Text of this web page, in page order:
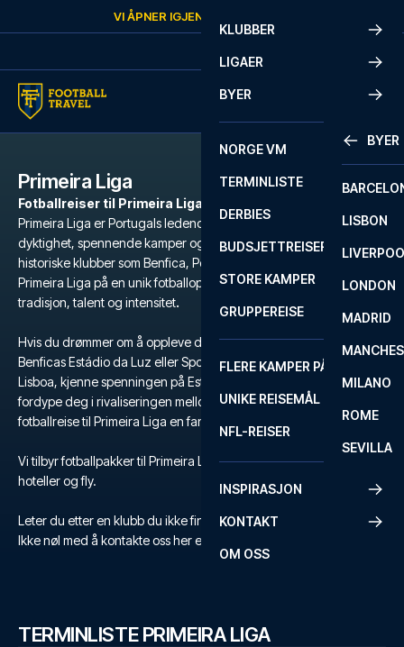
VI ÅPNER IGJEN
KLUBBER
LIGAER
BYER
BYER
LISBON
LONDON
MADRID
MILANO
ROME
SEVILLA
NORGE VM
TERMINLISTE
DERBIES
BUDSJETTREISER
STORE KAMPER
GRUPPEREISE
FLERE KAMPER PÅ ÉN REISE
UNIKE REISEMÅL
NFL-REISER
INSPIRASJON
KONTAKT
OM OSS
Primeira Liga
Fotballreiser til Primeira Liga-kamper
Primeira Liga er Portugals ledende fotballiga, kjent for sin tekniske
dyktighet, spennende kamper og lidenskapelige fans. Med
historiske klubber som Benfica, Porto, Sporting CP og Braga, byr
Primeira Liga på en unik fotballopplevelse med en blanding av
tradisjon, talent og intensitet.
Hvis du drømmer om å oppleve den elektriske atmosfæren på
Benficas Estádio da Luz eller Sportings Estádio José Alvalade i
Lisboa, kjenne spenningen på Estádio do Dragão i Porto, eller
fordype deg i rivaliseringen mellom de store klubbene, så er en
fotballreise til Primeira Liga en fantastisk opplevelse.
Vi tilbyr fotballpakker til Primeira Liga med billetter, utvalgte
hoteller og fly.
Leter du etter en klubb du ikke finner?
Ikke nøl med å kontakte oss her eller på +47 73 02 20 22.
TERMINLISTE PRIMEIRA LIGA